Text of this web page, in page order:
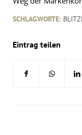
SCHLAGWORTE:
Eintrag teilen